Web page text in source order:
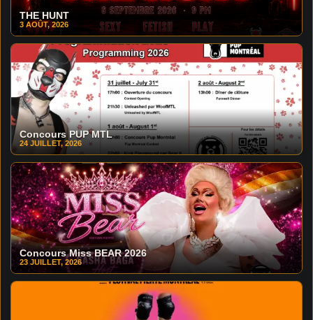
THE HUNT
3 AOÛT, 2026
Concours PUP MTL
24 JUILLET, 2026
Concours Miss BEAR 2026
23 JUILLET, 2026